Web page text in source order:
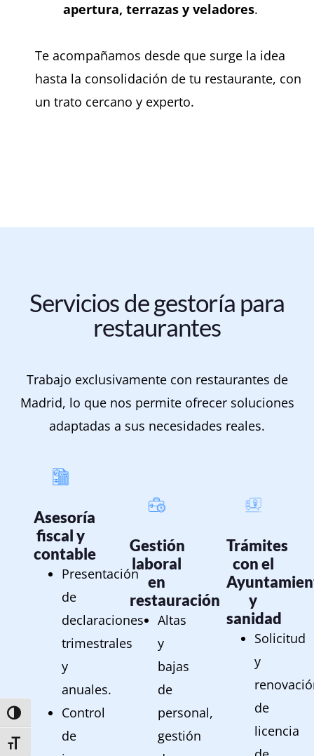
ALTERNAR ALTO CONTRASTE
ALTERNAR TAMAÑO DE LETRA
apertura, terrazas y veladores.
Te acompañamos desde que surge la idea
hasta la consolidación de tu restaurante, con
un trato cercano y experto.
Servicios de gestoría para
restaurantes
Trabajo exclusivamente con restaurantes de
Madrid, lo que nos permite ofrecer soluciones
adaptadas a sus necesidades reales.
Asesoría
fiscal y
contable
Presentación
de
declaraciones
trimestrales
y
anuales.
Control
de
Gestión
laboral
en
restauración
Altas
y
bajas
de
personal,
gestión
Trámites
con el
y
sanidad
Solicitud
y
de
licencia